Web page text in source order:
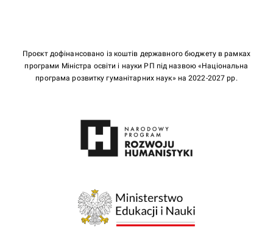
Проєкт дофінансовано із коштів державного бюджету в рамках
програми Міністра освіти і науки РП під назвою «Національна
програма розвитку гуманітарних наук» на 2022-2027 рр.